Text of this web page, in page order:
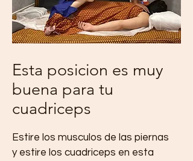
Esta posicion es muy
buena para tu
cuadriceps
Estire los musculos de las piernas
y estire los cuadriceps en esta